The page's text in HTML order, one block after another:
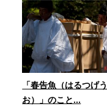
「春告魚（はるつげう
お）」のこと...